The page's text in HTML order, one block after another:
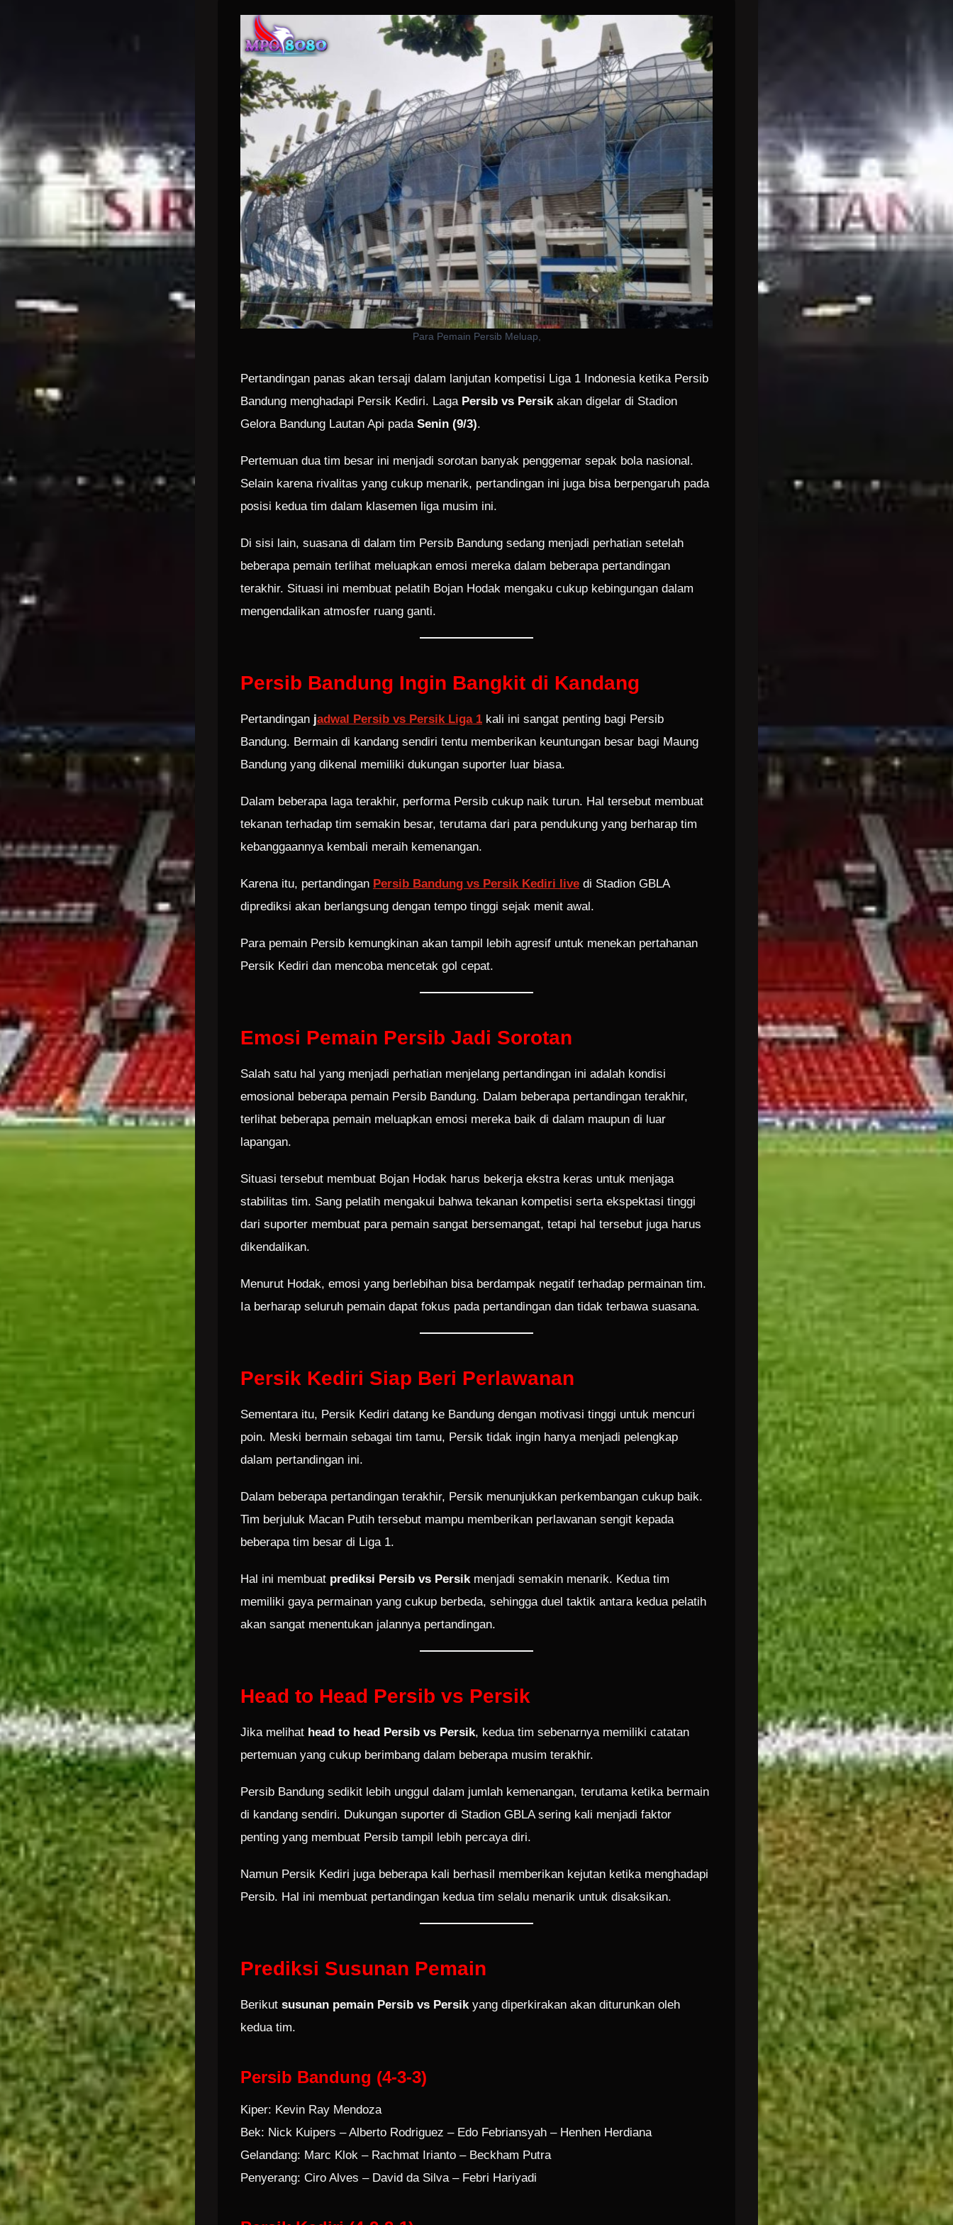
Para Pemain Persib Meluap,
Pertandingan panas akan tersaji dalam lanjutan kompetisi Liga 1 Indonesia ketika Persib
Bandung menghadapi Persik Kediri. Laga Persib vs Persikakan digelar di Stadion
Gelora Bandung Lautan Api pada Senin (9/3).
Pertemuan dua tim besar ini menjadi sorotan banyak penggemar sepak bola nasional.
Selain karena rivalitas yang cukup menarik, pertandingan ini juga bisa berpengaruh pada
posisi kedua tim dalam klasemen liga musim ini.
Di sisi lain, suasana di dalam tim Persib Bandung sedang menjadi perhatian setelah
beberapa pemain terlihat meluapkan emosi mereka dalam beberapa pertandingan
terakhir. Situasi ini membuat pelatih Bojan Hodak mengaku cukup kebingungan dalam
mengendalikan atmosfer ruang ganti.
Persib Bandung Ingin Bangkit di Kandang
Pertandingan jadwal Persib vs Persik Liga 1 kali ini sangat penting bagi Persib
Bandung. Bermain di kandang sendiri tentu memberikan keuntungan besar bagi Maung
Bandung yang dikenal memiliki dukungan suporter luar biasa.
Dalam beberapa laga terakhir, performa Persib cukup naik turun. Hal tersebut membuat
tekanan terhadap tim semakin besar, terutama dari para pendukung yang berharap tim
kebanggaannya kembali meraih kemenangan.
Karena itu, pertandingan Persib Bandung vs Persik Kediri live di Stadion GBLA
diprediksi akan berlangsung dengan tempo tinggi sejak menit awal.
Para pemain Persib kemungkinan akan tampil lebih agresif untuk menekan pertahanan
Persik Kediri dan mencoba mencetak gol cepat.
Emosi Pemain Persib Jadi Sorotan
Salah satu hal yang menjadi perhatian menjelang pertandingan ini adalah kondisi
emosional beberapa pemain Persib Bandung. Dalam beberapa pertandingan terakhir,
terlihat beberapa pemain meluapkan emosi mereka baik di dalam maupun di luar
lapangan.
Situasi tersebut membuat Bojan Hodak harus bekerja ekstra keras untuk menjaga
stabilitas tim. Sang pelatih mengakui bahwa tekanan kompetisi serta ekspektasi tinggi
dari suporter membuat para pemain sangat bersemangat, tetapi hal tersebut juga harus
dikendalikan.
Menurut Hodak, emosi yang berlebihan bisa berdampak negatif terhadap permainan tim.
Ia berharap seluruh pemain dapat fokus pada pertandingan dan tidak terbawa suasana.
Persik Kediri Siap Beri Perlawanan
Sementara itu, Persik Kediri datang ke Bandung dengan motivasi tinggi untuk mencuri
poin. Meski bermain sebagai tim tamu, Persik tidak ingin hanya menjadi pelengkap
dalam pertandingan ini.
Dalam beberapa pertandingan terakhir, Persik menunjukkan perkembangan cukup baik.
Tim berjuluk Macan Putih tersebut mampu memberikan perlawanan sengit kepada
beberapa tim besar di Liga 1.
Hal ini membuat prediksi Persib vs Persikmenjadi semakin menarik. Kedua tim
memiliki gaya permainan yang cukup berbeda, sehingga duel taktik antara kedua pelatih
akan sangat menentukan jalannya pertandingan.
Head to Head Persib vs Persik
Jika melihat head to head Persib vs Persik, kedua tim sebenarnya memiliki catatan
pertemuan yang cukup berimbang dalam beberapa musim terakhir.
Persib Bandung sedikit lebih unggul dalam jumlah kemenangan, terutama ketika bermain
di kandang sendiri. Dukungan suporter di Stadion GBLA sering kali menjadi faktor
penting yang membuat Persib tampil lebih percaya diri.
Namun Persik Kediri juga beberapa kali berhasil memberikan kejutan ketika menghadapi
Persib. Hal ini membuat pertandingan kedua tim selalu menarik untuk disaksikan.
Prediksi Susunan Pemain
Berikut susunan pemain Persib vs Persikyang diperkirakan akan diturunkan oleh
kedua tim.
Persib Bandung (4-3-3)
Kiper: Kevin Ray Mendoza
Bek: Nick Kuipers – Alberto Rodriguez – Edo Febriansyah – Henhen Herdiana
Gelandang: Marc Klok – Rachmat Irianto – Beckham Putra
Penyerang: Ciro Alves – David da Silva – Febri Hariyadi